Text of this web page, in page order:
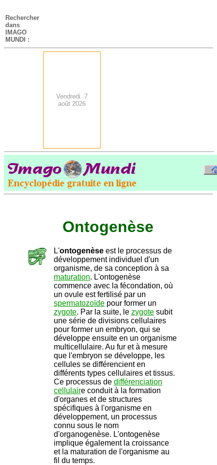
-
Rechercher
dans
IMAGO
MUNDI :
Vendredi 7
août 2026
.
-
Ontogenèse
L'ontogenèse est le processus de
développement individuel d'un
organisme, de sa conception à sa
maturation. L'ontogenèse
commence avec la fécondation, où
un ovule est fertilisé par un
spermatozoïde pour former un
zygote. Par la suite, le zygote subit
une série de divisions cellulaires
pour former un embryon, qui se
développe ensuite en un organisme
multicellulaire. Au fur et à mesure
que l'embryon se développe, les
cellules se différencient en
différents types cellulaires et tissus.
Ce processus de différenciation
cellulaire conduit à la formation
d'organes et de structures
spécifiques à l'organisme en
développement, un processus
connu sous le nom
d'organogenèse. L'ontogenèse
implique également la croissance
et la maturation de l'organisme au
fil du temps.